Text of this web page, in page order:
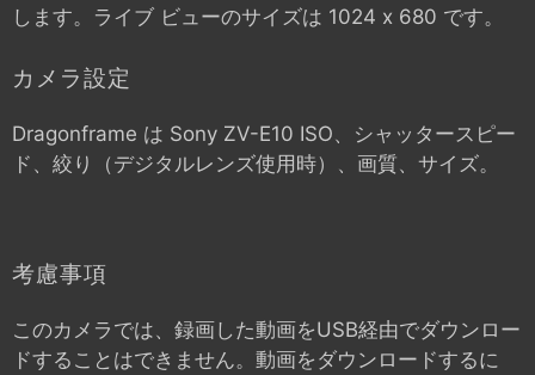
します。ライブ ビューのサイズは 1024 x 680 です。
カメラ設定
Dragonframe は Sony ZV-E10 ISO、シャッタースピー
ド、絞り（デジタルレンズ使用時）、画質、サイズ。
考慮事項
このカメラでは、録画した動画をUSB経由でダウンロー
ドすることはできません。動画をダウンロードするに